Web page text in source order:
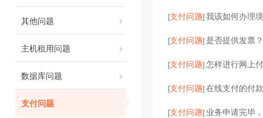
其他问题
主机租用问题
数据库问题
支付问题
[支付问题]我该如何办理
[支付问题]是否提供发票
[支付问题]怎样进行网上
[支付问题]在线支付的付
[支付问题] 业务申请完毕